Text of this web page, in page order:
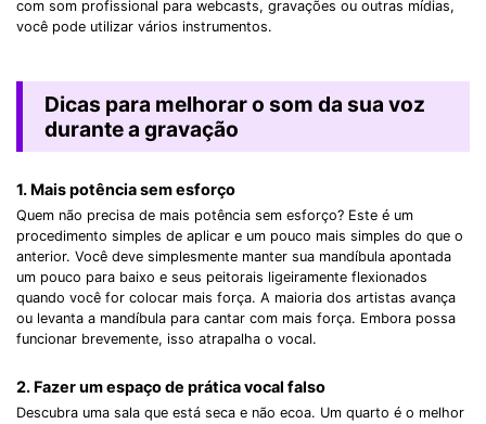
com som profissional para webcasts, gravações ou outras mídias,
você pode utilizar vários instrumentos.
Dicas para melhorar o som da sua voz
durante a gravação
1. Mais potência sem esforço
Quem não precisa de mais potência sem esforço? Este é um
procedimento simples de aplicar e um pouco mais simples do que o
anterior. Você deve simplesmente manter sua mandíbula apontada
um pouco para baixo e seus peitorais ligeiramente flexionados
quando você for colocar mais força. A maioria dos artistas avança
ou levanta a mandíbula para cantar com mais força. Embora possa
funcionar brevemente, isso atrapalha o vocal.
2. Fazer um espaço de prática vocal falso
Descubra uma sala que está seca e não ecoa. Um quarto é o melhor